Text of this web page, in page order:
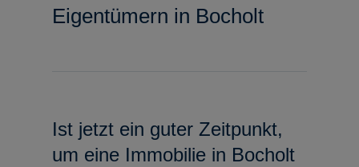
Eigentümern in Bocholt
Ist jetzt ein guter Zeitpunkt,
um eine Immobilie in Bocholt